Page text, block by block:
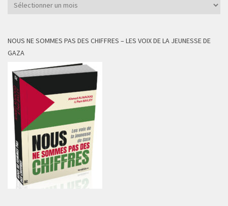
NOUS NE SOMMES PAS DES CHIFFRES – LES VOIX DE LA JEUNESSE DE
GAZA